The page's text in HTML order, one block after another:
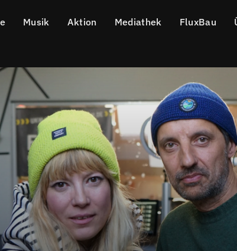
Musik Aktion Mediathek FluxBau